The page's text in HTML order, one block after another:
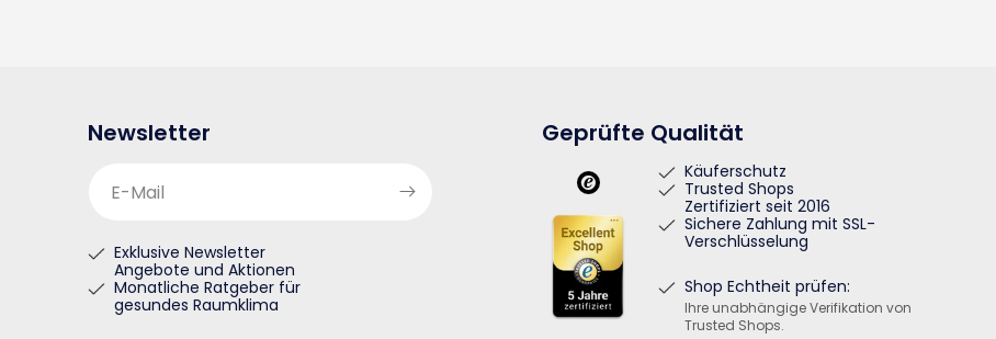
Newsletter
E-Mail
Exklusive Newsletter
Angebote und Aktionen
Monatliche Ratgeber für
gesundes Raumklima
Geprüfte Qualität
Käuferschutz
Trusted Shops
Zertifiziert seit 2016
Sichere Zahlung mit SSL-
Verschlüsselung
Shop Echtheit prüfen:
Ihre unabhängige Verifikation von
Trusted Shops.